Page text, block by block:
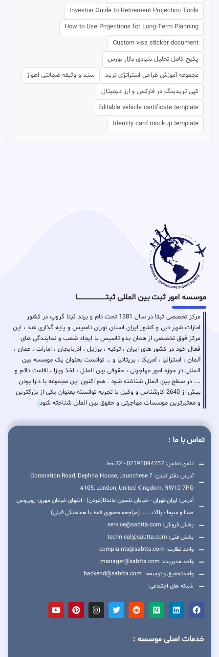
Investon Guide to Retirement Projection Tools
How to Use Projections for Long-Term Planning
Custom visa sticker document
پکیج کامل تحلیل بنیادی بازار بورس
مجموعه آموزش طراحی استراتژی ترید
سند و وثیقه ضمانتی اهواز
کپی تریدینگ در فارکس و ارز دیجیتال
Editable vehicle certificate template
Identity card mockup template
موسسه امور ثبت بین المللی ثبتـــــــــــــــــــــــــــــا
مرکز تخصصی ثبتا در سال 1381 تحت نام و برند ثبتا گروپ در کشور
امارات شهر دبی و کشور ایران استان تهران تاسیس و پایه گذاری شد ، این
مرکز فوق تخصصی از همان بدو تاسیس با ایجاد شعب و نمایندگی های
فعال خود در کشور های ایران ، ترکیه ، برزیل ، اذربایجان ، امارات ، عمان ،
آلمان ، استرالیا ، آمریکا ، بریتانیا و … توانست بعنوان یک موسسه بین
المللی در حوزه امور مهاجرتی ، حقوقی بین الملل ، اخذ ویزا ، اقامت دائم و
…. در سطح بین الملل شناخته شود . هم اکنون این مجموعه با دارا بودن
بیش از 2640 کارشناس و وکیل با تجربه توانسته بعنوان یکی از بزرگترین
و معتبرترین موسسات مهاجرتی و حقوق بین الملل شناخته شود.
تماس با ما :
تلفن تماس: 02191094757 - 32 خط
آدرس دفتر لندن: 7 Coronation Road, Dephna House, Launchese
#105, London, United Kingdom, NW10 7PQ
آدرس: ایران-تهران - خیابان نلسون ماندلا(جردن) - انتهای خیابان مهری- روبروس
صدا و سیما - پلاک ...... (مراجعه حضوری فقط با هماهنگی قبلی)
بخش فروش: service@sabtta.com
بخش فنی: technical@sabtta.com
واحد نظارت: complaints@sabtta.com
واحد مدیریت: manager@sabtta.com
واحدتحقیق و توسعه : backend@sabtta.com
شبکه های اجتماعی:
خدمات اصلی موسسه :